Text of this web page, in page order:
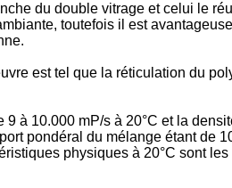
du double vitrage et celui le
toutefois il est
est tel que la réticulation du
à 10.000 mP/s à 20°C et la
pondéral du mélange étant de
physiques à 20°C sont les